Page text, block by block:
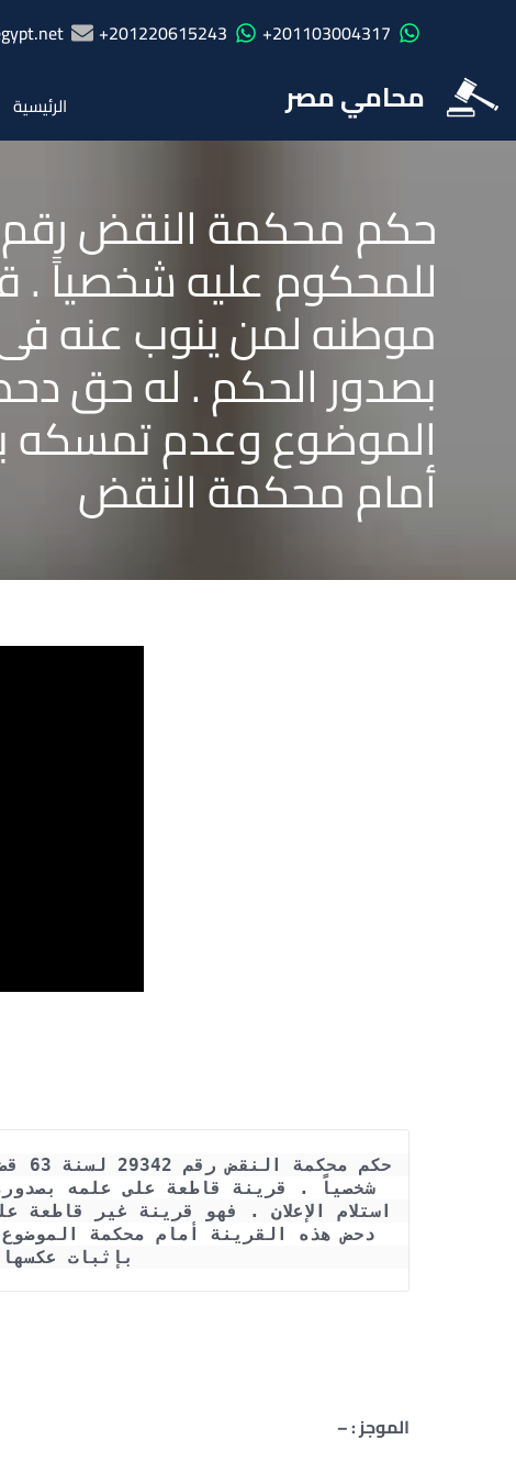
201103004317+
201220615243+
محامي مصر الرئيسية
للمحكوم عليه شخصياً .
موطنه لمن ينوب عنه فى
بصدور الحكم . له حق
الموضوع وعدم تمسكه
أمام محكمة النقض
بإثبات
الموجز : –